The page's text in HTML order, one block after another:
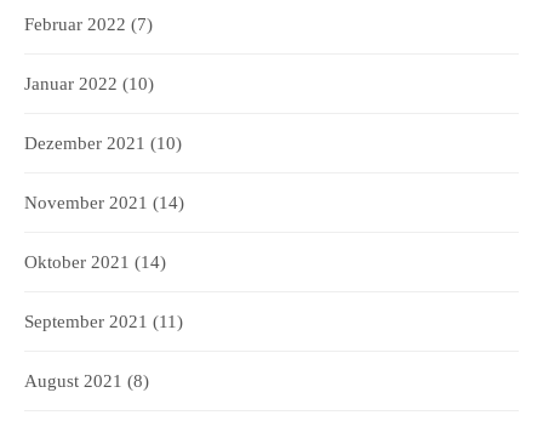
Februar 2022 (7)
Januar 2022 (10)
Dezember 2021 (10)
November 2021 (14)
Oktober 2021 (14)
September 2021 (11)
August 2021 (8)